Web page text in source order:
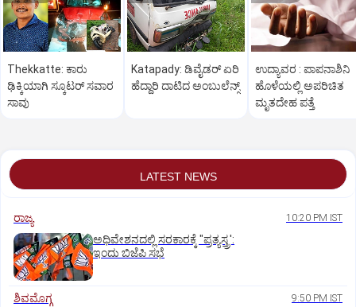
Thekkatte: ಕಾರು
ಢಿಕ್ಕಿಯಾಗಿ ಸ್ಕೂಟರ್‌ ಸವಾರ
ಸಾವು
Katapady: ಡಿವೈಡರ್ ಏರಿ
ಹೆದ್ದಾರಿ ದಾಟಿದ ಅಂಬುಲೆನ್ಸ್
ಉದ್ಯಾವರ : ಪಾಪನಾಶಿನಿ
ಹೊಳೆಯಲ್ಲಿ ಅಪರಿಚಿತ
ಮೃತದೇಹ ಪತ್ತೆ
LATEST NEWS
ರಾಜ್ಯ 10:20 PM IST
ಅಧಿವೇಶನದಲ್ಲಿ ಸರಕಾರಕ್ಕೆ "ಪ್ರತ್ಯಸ್ತ್ರ':
ಇಂದು ಬಿಜೆಪಿ ಸಭೆ
ಶಿವಮೊಗ್ಗ 9:50 PM IST